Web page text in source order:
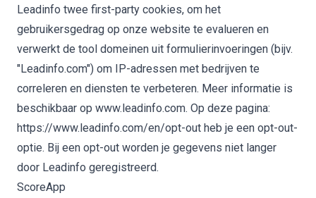
Leadinfo twee first-party cookies, om het
gebruikersgedrag op onze website te evalueren en
verwerkt de tool domeinen uit formulierinvoeringen (bijv.
"Leadinfo.com") om IP-adressen met bedrijven te
correleren en diensten te verbeteren. Meer informatie is
beschikbaar op www.leadinfo.com. Op deze pagina:
https://www.leadinfo.com/en/opt-out heb je een opt-out-
optie. Bij een opt-out worden je gegevens niet langer
door Leadinfo geregistreerd.
ScoreApp